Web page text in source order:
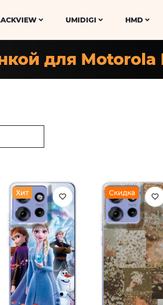
UMIDIGI HMD
для Motorola
Хит Скидка